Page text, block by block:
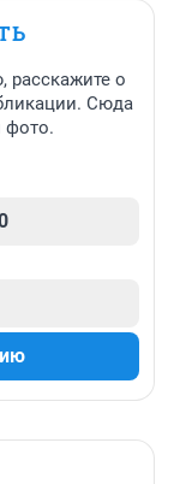
расскажите о
Сюда
фото.